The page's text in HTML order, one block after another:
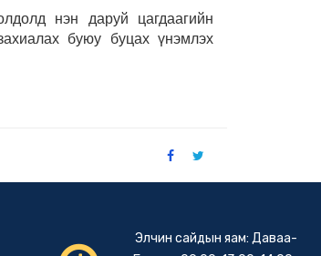
нэн даруй цагдаагийн
буюу буцах үнэмлэх
Элчин сайдын яам: Даваа-